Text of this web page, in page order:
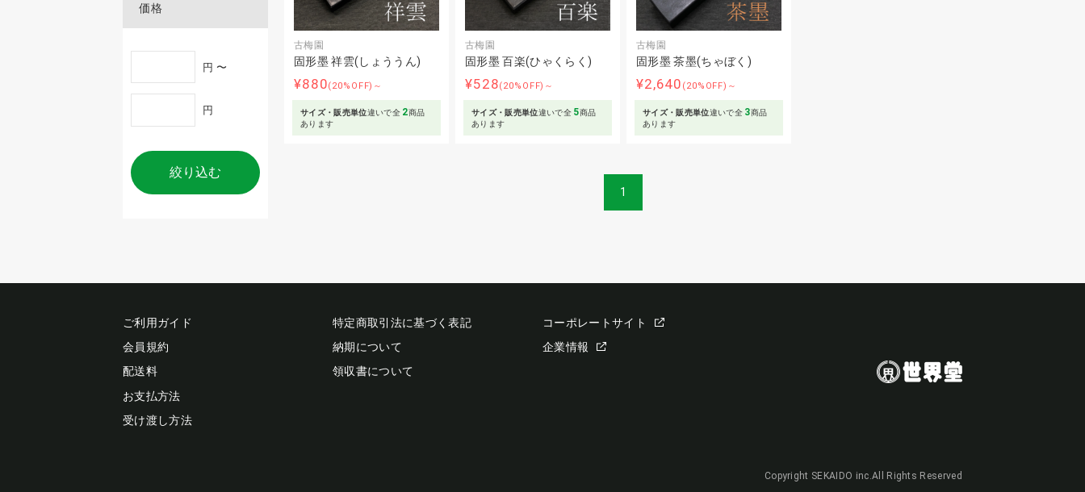
古梅園
固形墨 祥雲(しょううん)
¥880(20%OFF)～
サイズ・販売単位違いで全 2商品
あります
古梅園
固形墨 百楽(ひゃくらく)
¥528(20%OFF)～
サイズ・販売単位違いで全 5商品
あります
古梅園
固形墨 茶墨(ちゃぼく)
¥2,640 (20%OFF)～
サイズ・販売単位違いで全 3商品
あります
1
価格
円 〜
円
絞り込む
ご利用ガイド
会員規約
配送料
お支払方法
受け渡し方法
特定商取引法に基づく表記
納期について
領収書について
コーポレートサイト
企業情報
Copyright SEKAIDO inc.All Rights Reserved